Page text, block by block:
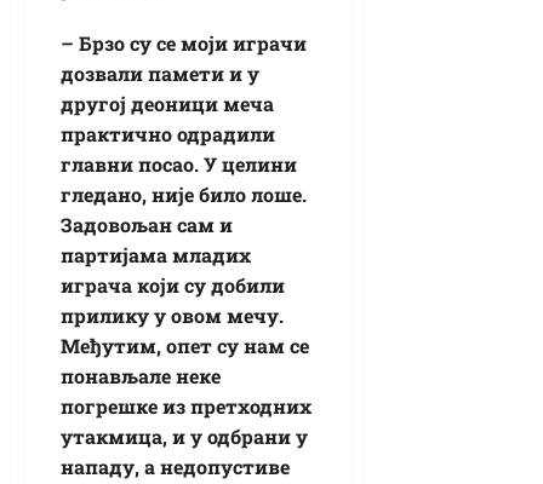
– Брзо су се моји играчи
дозвали памети и у
другој деоници меча
практично одрадили
главни посао. У целини
гледано, није било лоше.
Задовољан сам и
партијама младих
играча који су добили
прилику у овом мечу.
Међутим, опет су нам се
понављале неке
погрешке из претходних
утакмица, и у одбрани у
нападу, а недопустиве